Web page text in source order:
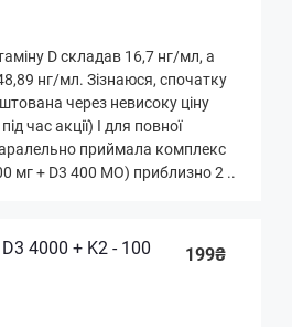
D складав 16,7 нг/мл, а
нг/мл. Зізнаюся, спочатку
через невисоку ціну
час акції) І для повної
приймала комплекс
мг + D3 400 МО) приблизно 2 ..
4000 + K2 - 100
199₴